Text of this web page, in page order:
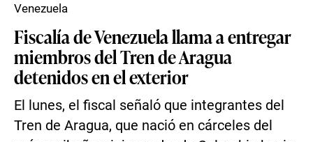
Fiscalía de Venezuela llama a entregar
miembros del Tren de Aragua
detenidos en el exterior
El lunes, el fiscal señaló que integrantes del
Tren de Aragua, que nació en cárceles del
Venezuela